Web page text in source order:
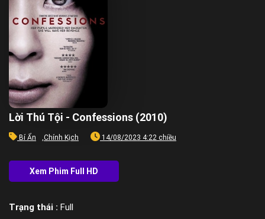
Lời Thú Tội - Confessions (2010)
Bí Ẩn ,Chính Kịch 14/08/2023 4:22 chiều
Trạng thái : Full